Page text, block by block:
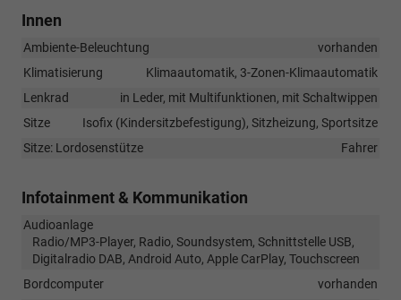
Innen
Ambiente-Beleuchtung
vorhanden
Klimatisierung
Klimaautomatik, 3-Zonen-Klimaautomatik
Lenkrad
in Leder, mit Multifunktionen, mit Schaltwippen
Sitze
Isofix (Kindersitzbefestigung), Sitzheizung, Sportsitze
Sitze: Lordosenstütze
Fahrer
Infotainment & Kommunikation
Audioanlage
Radio/MP3-Player, Radio, Soundsystem, Schnittstelle USB,
Digitalradio DAB, Android Auto, Apple CarPlay, Touchscreen
Bordcomputer
vorhanden